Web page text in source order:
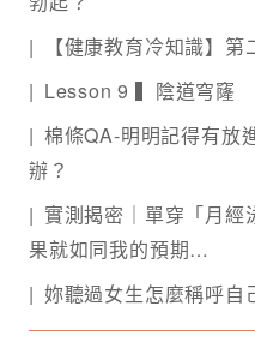
【健康教育冷知識】
Lesson 9 ▍陰道穹窿
棉條QA-明明記得有放
辦？
實測揭密｜單穿「月經
果就如同我的預期…
妳聽過女生怎麼稱呼自